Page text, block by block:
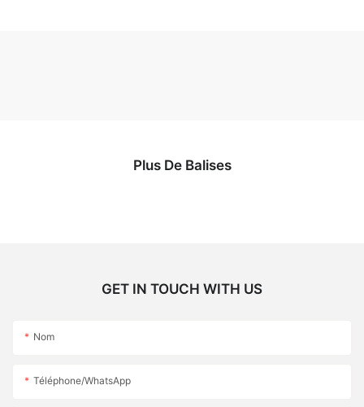
Plus De Balises
GET IN TOUCH WITH US
Nom
Téléphone/WhatsApp